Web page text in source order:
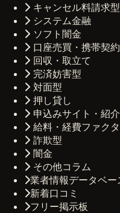
キャンセル料請求型
システム金融
ソフト闇金
口座売買・携帯契約
回収・取立て
完済妨害型
対面型
押し貸し
申込みサイト・紹
給料・経費ファク
詐欺型
闇金
その他コラム
業者情報データベー
新着口コミ
フリー掲示板